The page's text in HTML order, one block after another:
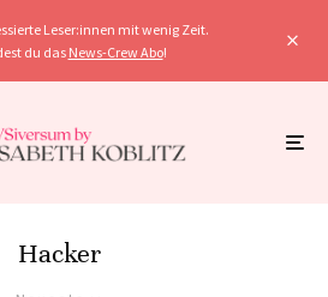
Leser:innen mit wenig Zeit.
du das News-Crew Abo!
Hacker